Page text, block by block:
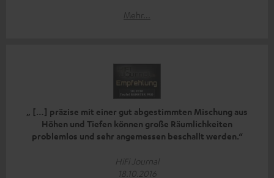
Mehr...
„ […] präzise mit einer gut abgestimmten Mischung aus
Höhen und Tiefen können große Räumlichkeiten
problemlos und sehr angemessen beschallt werden.“
HiFi Journal
18.10.2016